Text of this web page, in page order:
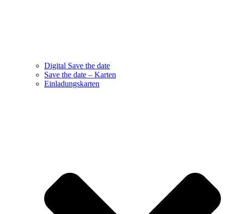
Digital Save the date
Save the date – Karten
Einladungskarten